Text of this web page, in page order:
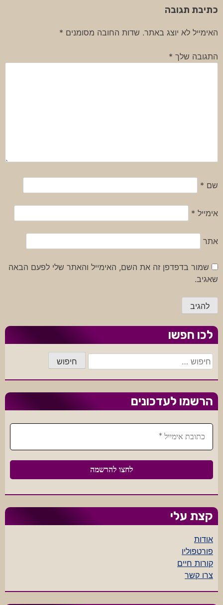
כתיבת תגובה
האימייל לא יוצג באתר. שדות החובה מסומנים *
התגובה שלך *
שם *
אימייל *
אתר
שמור בדפדפן זה את השם, האימייל והאתר שלי לפעם הבאה
שאגיב.
לכו חפשו
חיפוש:
הרשמו לעדכונים
קצת עלי
אודות
פורטפוליו
קורות חיים
צרו קשר